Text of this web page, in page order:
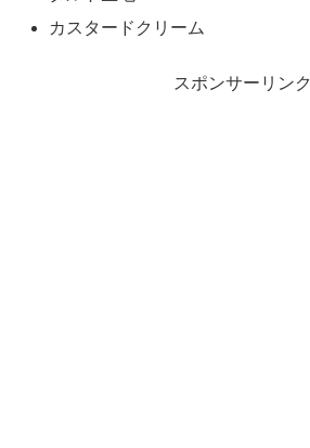
カスタードクリーム
スポンサーリンク